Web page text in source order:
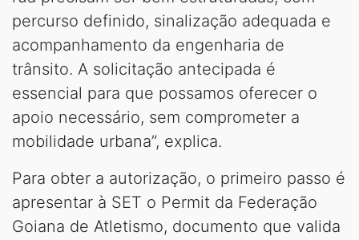
percurso definido, sinalização adequada e
acompanhamento da engenharia de
trânsito. A solicitação antecipada é
essencial para que possamos oferecer o
apoio necessário, sem comprometer a
mobilidade urbana”, explica.
Para obter a autorização, o primeiro passo é
apresentar à SET o Permit da Federação
Goiana de Atletismo, documento que valida